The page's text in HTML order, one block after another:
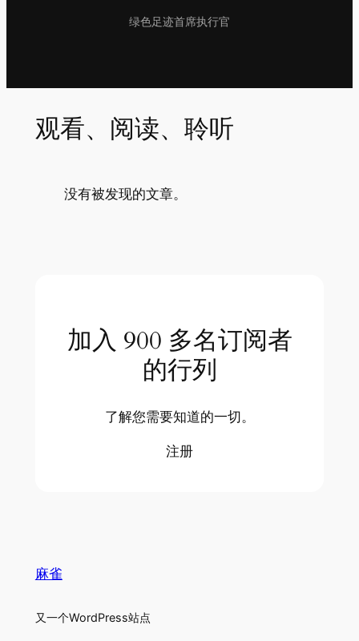
绿色足迹首席执行官
观看、阅读、聆听
没有被发现的文章。
加入 900 多名订阅者
的行列
了解您需要知道的一切。
注册
麻雀
又一个WordPress站点